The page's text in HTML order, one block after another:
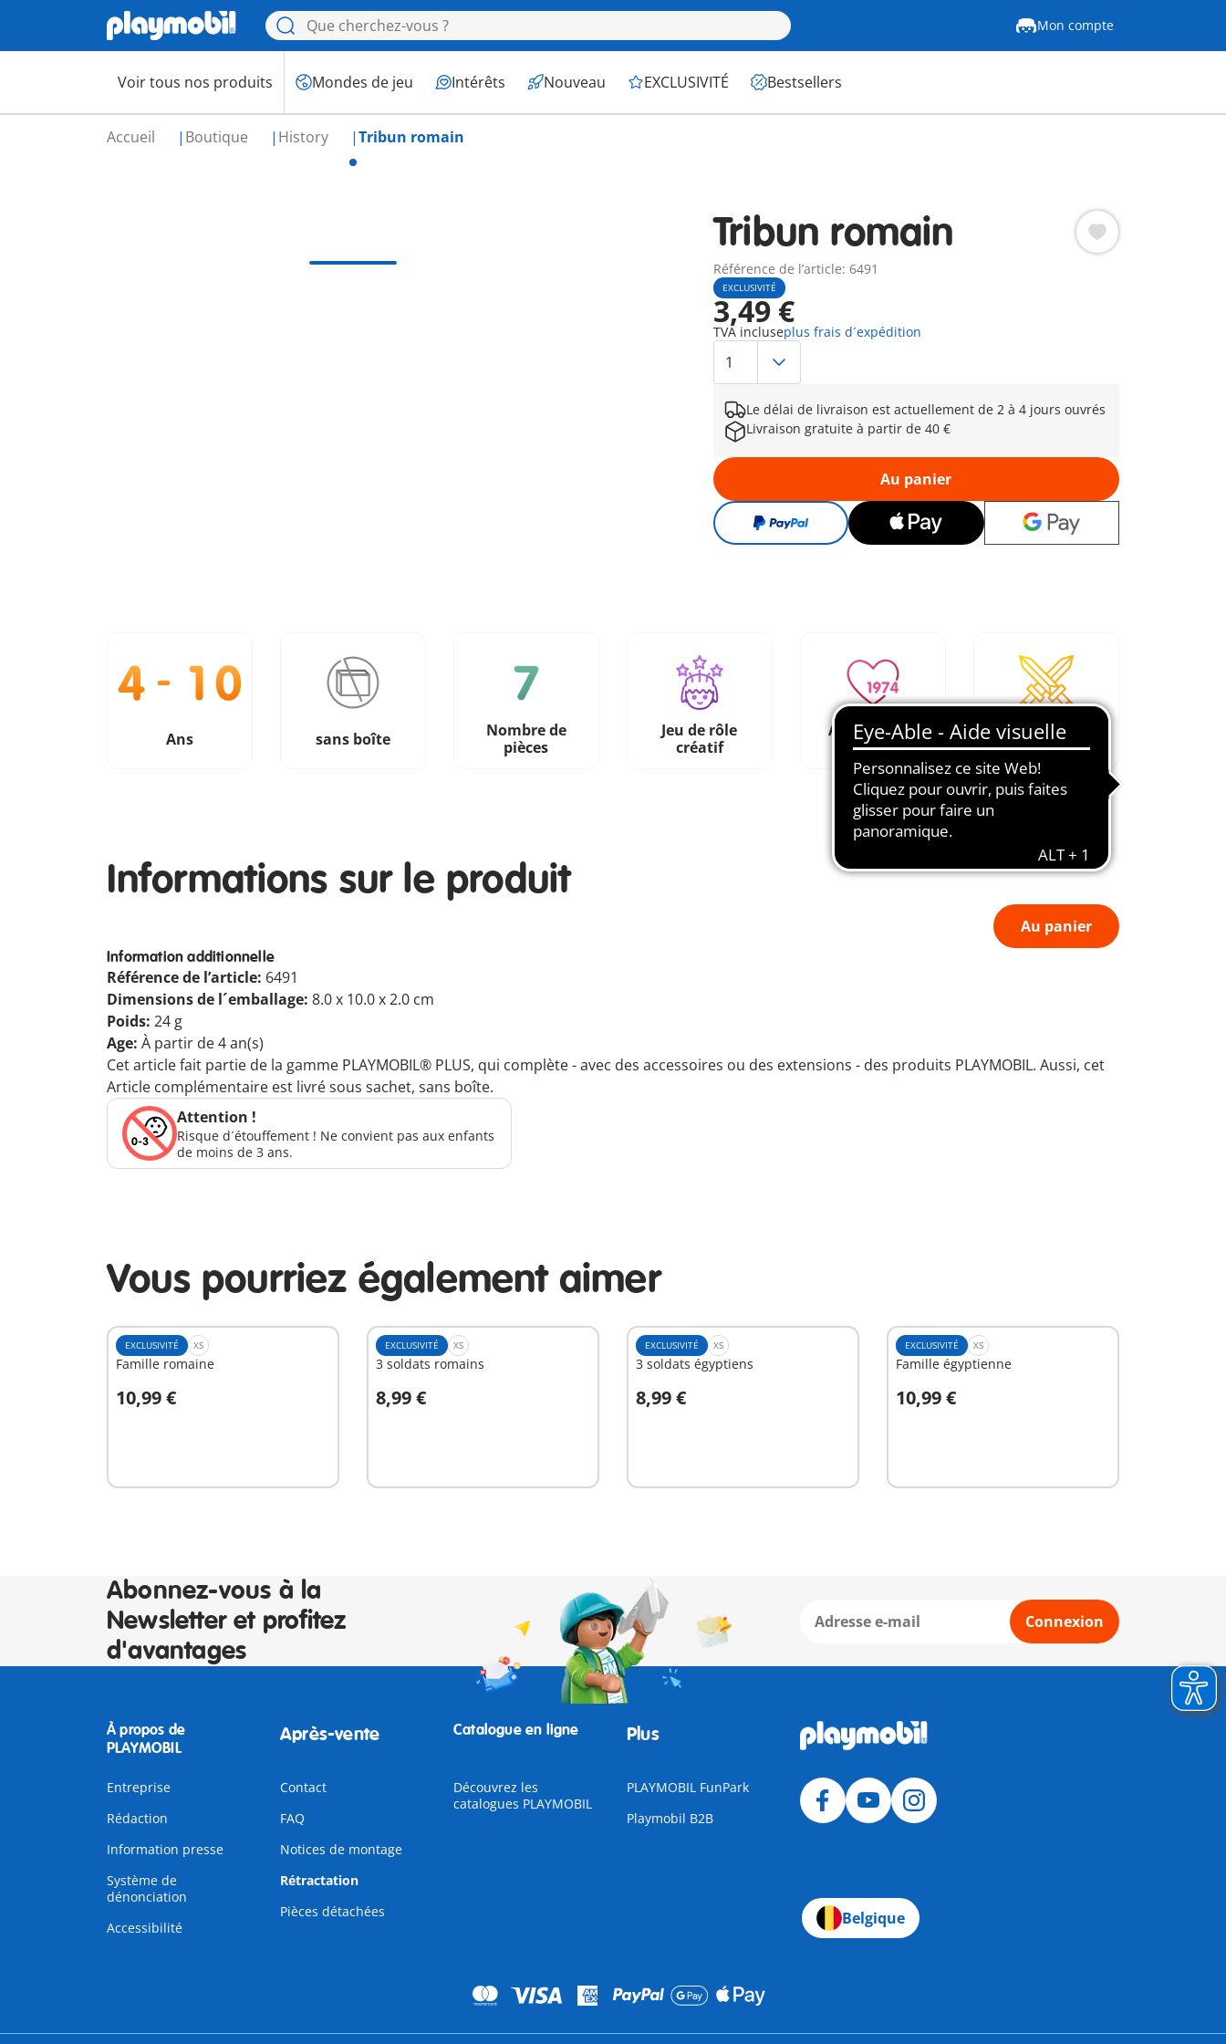
Mon compte
Voir tous nos produits Mondes de jeu Intérêts Nouveau EXCLUSIVITÉ Bestsellers
Accueil Boutique History Tribun romain
Tribun romain
Référence de l’article: 6491
EXCLUSIVITÉ
3,49 €
TVA incluseplus frais d´expédition
Le délai de livraison est actuellement de 2 à 4 jours ouvrés
Livraison gratuite à partir de 40 €
Au panier
Ans sans boîte
Nombre de
pièces
Jeu de rôle
créatif
Aimé depuis
1974
Favorise
l'imagination
Informations sur le produit
Au panier
Information additionnelle
Référence de l’article: 6491
Dimensions de l´emballage: 8.0 x 10.0 x 2.0 cm
Poids: 24 g
Age: À partir de 4 an(s)
Cet article fait partie de la gamme PLAYMOBIL® PLUS, qui complète - avec des accessoires ou des extensions - des produits PLAYMOBIL. Aussi, cet
Article complémentaire est livré sous sachet, sans boîte.
Attention !
Risque d´étouffement ! Ne convient pas aux enfants
de moins de 3 ans.
Vous pourriez également aimer
EXCLUSIVITÉ XS
Famille romaine
10,99 €
Au panier
EXCLUSIVITÉ XS
3 soldats romains
8,99 €
Au panier
EXCLUSIVITÉ XS
3 soldats égyptiens
8,99 €
Au panier
EXCLUSIVITÉ XS
Famille égyptienne
10,99 €
Au panier
Abonnez-vous à la
Newsletter et profitez
d'avantages
Connexion
À propos de
PLAYMOBIL
Entreprise
Rédaction
Information presse
Système de
dénonciation
Accessibilité
Après-vente
Contact
FAQ
Notices de montage
Rétractation
Pièces détachées
Catalogue en ligne
Découvrez les
catalogues PLAYMOBIL
Plus
PLAYMOBIL FunPark
Playmobil B2B
Belgique